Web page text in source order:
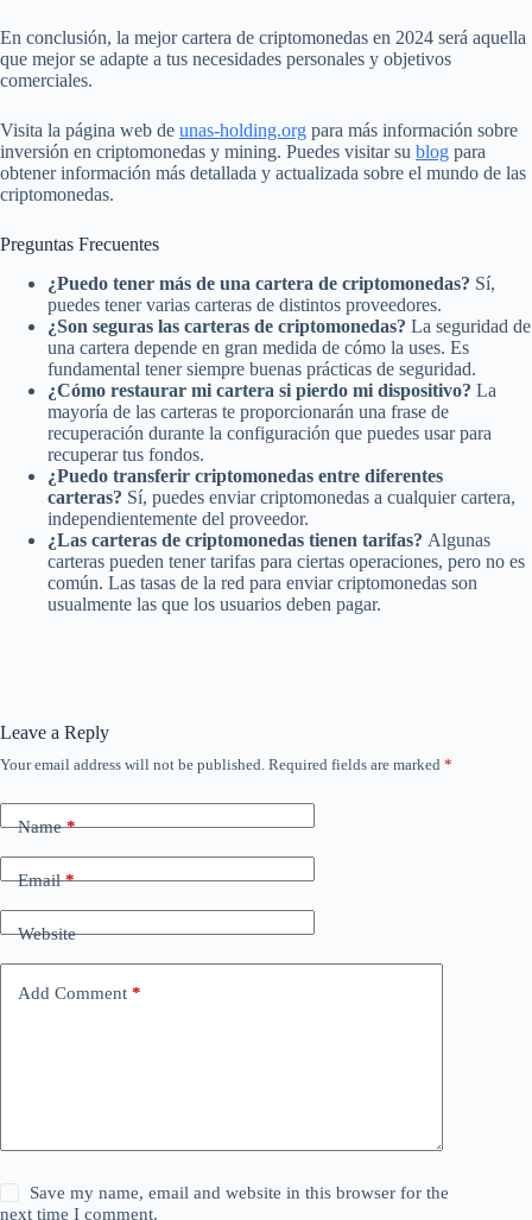
En conclusión, la mejor cartera de criptomonedas en 2024 será aquella
que mejor se adapte a tus necesidades personales y objetivos
comerciales.
Visita la página web de unas-holding.org para más información sobre
inversión en criptomonedas y mining. Puedes visitar su blog para
obtener información más detallada y actualizada sobre el mundo de las
criptomonedas.
Preguntas Frecuentes
¿Puedo tener más de una cartera de criptomonedas? Sí,
puedes tener varias carteras de distintos proveedores.
¿Son seguras las carteras de criptomonedas? La seguridad de
una cartera depende en gran medida de cómo la uses. Es
fundamental tener siempre buenas prácticas de seguridad.
¿Cómo restaurar mi cartera si pierdo mi dispositivo? La
mayoría de las carteras te proporcionarán una frase de
recuperación durante la configuración que puedes usar para
recuperar tus fondos.
¿Puedo transferir criptomonedas entre diferentes
carteras? Sí, puedes enviar criptomonedas a cualquier cartera,
independientemente del proveedor.
¿Las carteras de criptomonedas tienen tarifas? Algunas
carteras pueden tener tarifas para ciertas operaciones, pero no es
común. Las tasas de la red para enviar criptomonedas son
usualmente las que los usuarios deben pagar.
Leave a Reply
Your email address will not be published. Required fields are marked *
Name*
Email*
Website
Add Comment *
Save my name, email and website in this browser for the
next time I comment.